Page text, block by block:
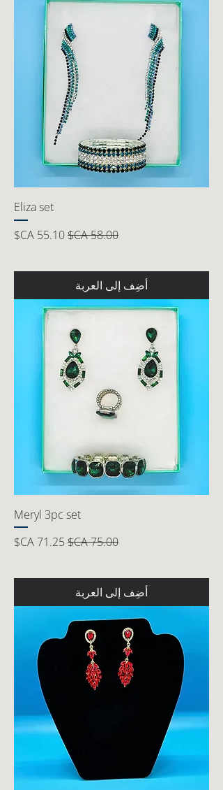
Eliza set
سعر عادي سعر البيع
أضِف إلى العربة
Meryl 3pc set
سعر عادي سعر البيع
أضِف إلى العربة